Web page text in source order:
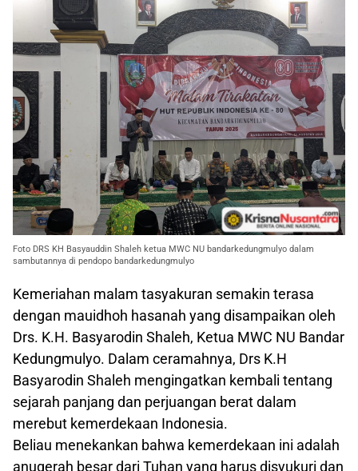
Foto DRS KH Basyauddin Shaleh ketua MWC NU bandarkedungmulyo dalam
sambutannya di pendopo bandarkedungmulyo
Kemeriahan malam tasyakuran semakin terasa
dengan mauidhoh hasanah yang disampaikan oleh
Drs. K.H. Basyarodin Shaleh, Ketua MWC NU Bandar
Kedungmulyo. Dalam ceramahnya, Drs K.H
Basyarodin Shaleh mengingatkan kembali tentang
sejarah panjang dan perjuangan berat dalam
merebut kemerdekaan Indonesia.
Beliau menekankan bahwa kemerdekaan ini adalah
anugerah besar dari Tuhan yang harus disyukuri dan